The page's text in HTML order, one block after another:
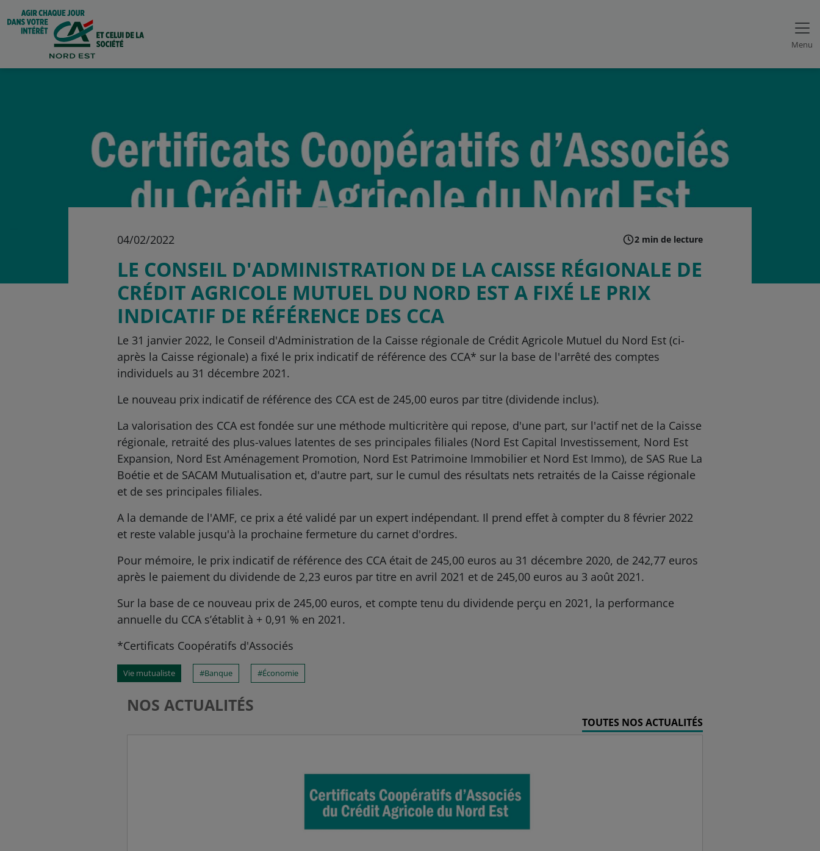
Menu
04/02/2022 2 min de lecture
LE CONSEIL D'ADMINISTRATION DE LA CAISSE RÉGIONALE DE
CRÉDIT AGRICOLE MUTUEL DU NORD EST A FIXÉ LE PRIX
INDICATIF DE RÉFÉRENCE DES CCA
Le 31 janvier 2022, le Conseil d'Administration de la Caisse régionale de Crédit Agricole Mutuel du Nord Est (ci-
après la Caisse régionale) a fixé le prix indicatif de référence des CCA* sur la base de l'arrêté des comptes
individuels au 31 décembre 2021.
Le nouveau prix indicatif de référence des CCA est de 245,00 euros par titre (dividende inclus).
La valorisation des CCA est fondée sur une méthode multicritère qui repose, d'une part, sur l'actif net de la Caisse
régionale, retraité des plus-values latentes de ses principales filiales (Nord Est Capital Investissement, Nord Est
Expansion, Nord Est Aménagement Promotion, Nord Est Patrimoine Immobilier et Nord Est Immo), de SAS Rue La
Boétie et de SACAM Mutualisation et, d'autre part, sur le cumul des résultats nets retraités de la Caisse régionale
et de ses principales filiales.
A la demande de l'AMF, ce prix a été validé par un expert indépendant. Il prend effet à compter du 8 février 2022
et reste valable jusqu'à la prochaine fermeture du carnet d'ordres.
Pour mémoire, le prix indicatif de référence des CCA était de 245,00 euros au 31 décembre 2020, de 242,77 euros
après le paiement du dividende de 2,23 euros par titre en avril 2021 et de 245,00 euros au 3 août 2021.
Sur la base de ce nouveau prix de 245,00 euros, et compte tenu du dividende perçu en 2021, la performance
annuelle du CCA s’établit à + 0,91 % en 2021.
*Certificats Coopératifs d'Associés
Vie mutualiste Banque Économie
NOS ACTUALITÉS
TOUTES NOS ACTUALITÉS